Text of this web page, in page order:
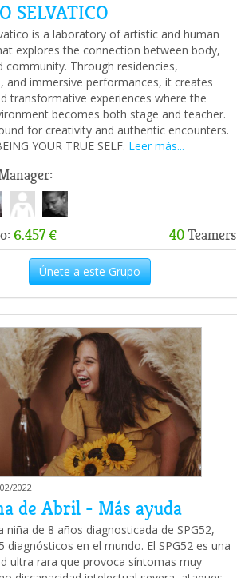
SELVATICO
is a laboratory of artistic and human
explores the connection between body,
community. Through residencies,
and immersive performances, it creates
transformative experiences where the
becomes both stage and teacher.
for creativity and authentic encounters.
YOUR TRUE SELF. Leer más...
6.457 € 40Teamers
Únete a este Grupo
2022
de Abril - Más ayuda
niña de 8 años diagnosticada de SPG52,
diagnósticos en el mundo. El SPG52 es una
ultra rara que provoca síntomas muy